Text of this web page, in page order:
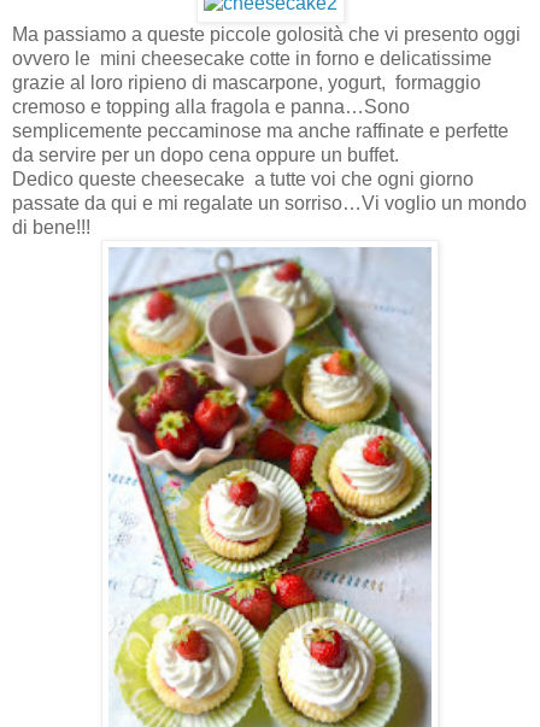
Ma passiamo a queste piccole golosità che vi presento oggi
ovvero le mini cheesecake cotte in forno e delicatissime
grazie al loro ripieno di mascarpone, yogurt, formaggio
cremoso e topping alla fragola e panna…Sono
semplicemente peccaminose ma anche raffinate e perfette
da servire per un dopo cena oppure un buffet.
Dedico queste cheesecake a tutte voi che ogni giorno
passate da qui e mi regalate un sorriso…Vi voglio un mondo
di bene!!!